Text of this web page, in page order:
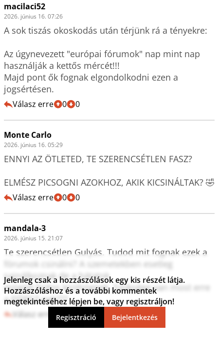
macilaci52
2026. június 16. 07:26
A sok tiszás okoskodás után térjünk rá a tényekre:
Az úgynevezett "európai fórumok" nap mint nap
használják a kettős mércét!!!
Majd pont ők fognak elgondolkodni ezen a
jogsértésen.
Válasz erre 0 0
Monte Carlo
2026. június 16. 05:29
ENNYI AZ ÖTLETED, TE SZERENCSÉTLEN FASZ?
ELMÉSZ PICSOGNI AZOKHOZ, AKIK KICSINÁLTAK? 🤣
Válasz erre 0 0
mandala-3
2026. június 15. 21:07
Te szerencsétlen Gulyás. Tudod mit fognak ezek a
fórumok csinálni? A szemetekben esetleg
sajnálkoznak de a hátatok
mögött biztos kiröhögnek. Szüksége van most erre
a FIDESZ-nek???
Válasz erre 0 3
Jelenleg csak a hozzászólások egy kis részét látja.
Hozzászóláshoz és a további kommentek
megtekintéséhez lépjen be, vagy regisztráljon!
Regisztráció Bejelentkezés